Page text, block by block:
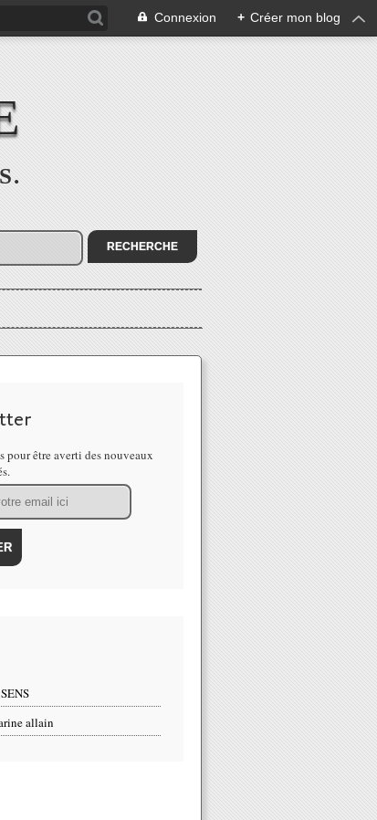
Connexion + Créer mon blog
pour être averti des nouveaux
allain